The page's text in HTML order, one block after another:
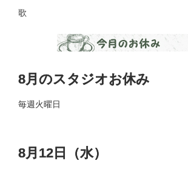
歌
8月のスタジオお休み
毎週火曜日
8月12日（水）